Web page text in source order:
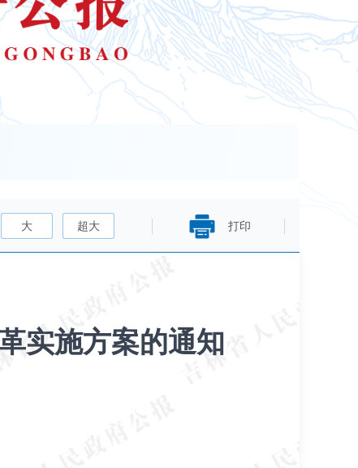
打印
大 超大
实施方案的通知